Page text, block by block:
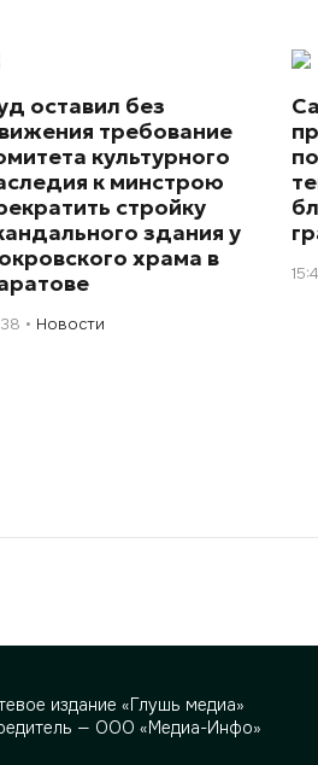
оставил без
требование
культурного
к минстрою
стройку
здания у
храма в
Новости
издание «Глушь медиа»
— ООО «Медиа-Инфо»